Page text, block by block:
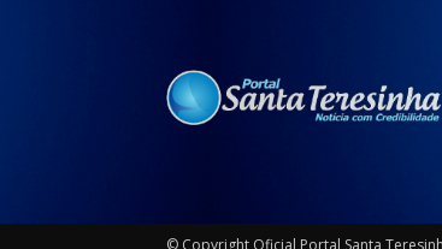
© Copyright Oficial Portal Santa